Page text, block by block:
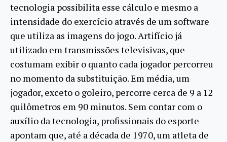
tecnologia possibilita esse cálculo e mesmo a
intensidade do exercício através de um software
que utiliza as imagens do jogo. Artifício já
utilizado em transmissões televisivas, que
costumam exibir o quanto cada jogador percorreu
no momento da substituição. Em média, um
jogador, exceto o goleiro, percorre cerca de 9 a 12
quilômetros em 90 minutos. Sem contar com o
auxílio da tecnologia, profissionais do esporte
apontam que, até a década de 1970, um atleta de